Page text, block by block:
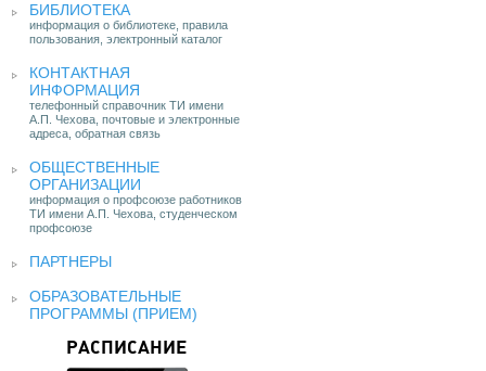
БИБЛИОТЕКА
информация о библиотеке, правила
пользования, электронный каталог
КОНТАКТНАЯ
ИНФОРМАЦИЯ
телефонный справочник ТИ имени
А.П. Чехова, почтовые и электронные
адреса, обратная связь
ОБЩЕСТВЕННЫЕ
ОРГАНИЗАЦИИ
информация о профсоюзе работников
ТИ имени А.П. Чехова, студенческом
профсоюзе
ПАРТНЕРЫ
ОБРАЗОВАТЕЛЬНЫЕ
ПРОГРАММЫ (ПРИЕМ)
РАСПИСАНИЕ